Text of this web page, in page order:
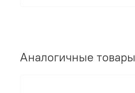
Аналогичные товары